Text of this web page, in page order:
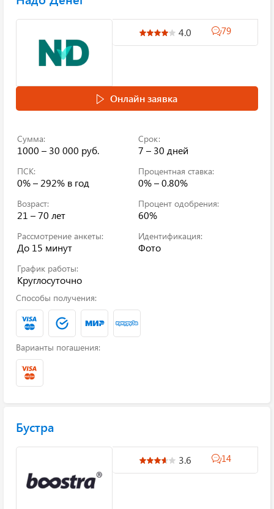
4.0 79
Онлайн заявка
Сумма:
1000 – 30 000 руб.
Срок:
7 – 30 дней
ПСК:
0% – 292% в год
Процентная ставка:
0% – 0.80%
Возраст:
21 – 70 лет
Процент одобрения:
60%
Рассмотрение анкеты:
До 15 минут
Идентификация:
Фото
График работы:
Круглосуточно
Способы получения:
Варианты погашения:
Бустра
3.6 14